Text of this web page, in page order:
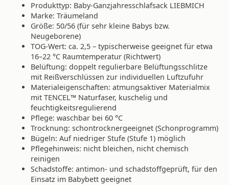
Produkttyp: Baby-Ganzjahresschlafsack LIEBMICH
Marke: Träumeland
Größe: 50/56 (für sehr kleine Babys bzw.
Neugeborene)
TOG-Wert: ca. 2,5 – typischerweise geeignet für etwa
16–22 °C Raumtemperatur (Richtwert)
Belüftung: doppelt regulierbare Belüftungsschlitze
mit Reißverschlüssen zur individuellen Luftzufuhr
Materialeigenschaften: atmungsaktiver Materialmix
mit TENCEL™ Naturfaser, kuschelig und
feuchtigkeitsregulierend
Pflege: waschbar bei 60 °C
Trocknung: schontrocknergeeignet (Schonprogramm)
Bügeln: Auf niedriger Stufe (Stufe 1) möglich
Pflegehinweis: nicht bleichen, nicht chemisch
reinigen
Schadstoffe: antimon- und schadstoffgeprüft, für den
Einsatz im Babybett geeignet